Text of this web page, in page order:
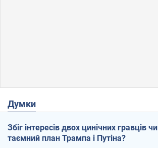
Думки
Збіг інтересів двох цинічних гравців чи
таємний план Трампа і Путіна?